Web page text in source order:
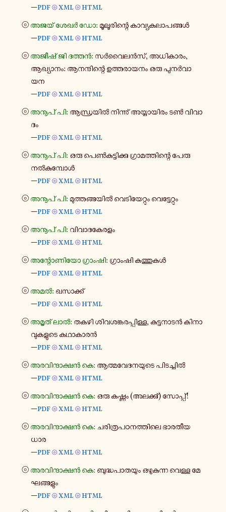
—pdf ⦾ xml ⦾ html
⦾ അജയ് ശേഖർ ഡോ: മൂ​ലൂ​രി​ന്റെ കാ​വ്യ​ക​ലാ​പ​ങ്ങൾ
—pdf ⦾ xml ⦾ html
⦾ അജീഷ് ജി ദത്തൻ: സർ​വൈ​ലൻ​സ്, അധി​കാ​രം,
ആഖ്യാ​നം: ആന​ന്ദി​ന്റെ ഉത്ത​രാ​യ​നം ഒരു പു​നർ​വാ​
യന
—pdf ⦾ xml ⦾ html
⦾ അനൂപ് പി: ആന്ധ്ര​യിൽ നി​ന്നു് അയ്യാ​യി​രം ടൺ വി​വാ​
ദം
—pdf ⦾ xml ⦾ html
⦾ അനൂപ് പി: ഒരു പെൺ​കു​ട്ടി​ക്കു ഗ്രാ​മ​ത്തി​ന്റെ പേരു
നൽ​കു​മ്പോൾ
—pdf ⦾ xml ⦾ html
⦾ അനൂപ് പി: മു​ത്ത​ങ്ങ​യിൽ വെ​ടി​യേ​റ്റും വെ​ട്ടേ​റ്റും
—pdf ⦾ xml ⦾ html
⦾ അനൂപ് പി: വി​വാ​ദ​കേ​ര​ളം
—pdf ⦾ xml ⦾ html
⦾ അന്റോ​ണി​യോ ഗ്രാം​ഷി: ഗ്രാം​ഷി കത്തു​കൾ
—pdf ⦾ xml ⦾ html
⦾ അമൽ: ഖസാ​ക്ക്
—pdf ⦾ xml ⦾ html
⦾ അമൃത് ലാൽ: തകഴി ശി​വ​ശ​ങ്ക​ര​പ്പി​ള്ള, കു​ട്ട​നാ​ടൻ കി​നാ​
വു​ക​ളു​ടെ കഥാ​കാ​രൻ
—pdf ⦾ xml ⦾ html
⦾ അര​വി​ന്ദാ​ക്ഷൻ കെ: ആത്മ​വേ​ദ​ന​യു​ടെ പി​ട​ച്ചിൽ
—pdf ⦾ xml ⦾ html
⦾ അര​വി​ന്ദാ​ക്ഷൻ കെ: ഒരു കഷ്ണം (അല​ക്കു്) സോ​പ്പ്!
—pdf ⦾ xml ⦾ html
⦾ അര​വി​ന്ദാ​ക്ഷൻ കെ: ചരി​ത്ര​പ​ഠ​ന​ത്തി​ലെ ഭാ​ര​തീയ
ധാര
—pdf ⦾ xml ⦾ html
⦾ അര​വി​ന്ദാ​ക്ഷൻ കെ: ബു​ദ്ധ​പാ​ത​യും ഒഴു​കു​ന്ന വെള്ള മേ​
ഘ​ങ്ങ​ളും
—pdf ⦾ xml ⦾ html